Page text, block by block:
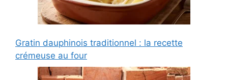
Gratin dauphinois traditionnel : la recette
crémeuse au four